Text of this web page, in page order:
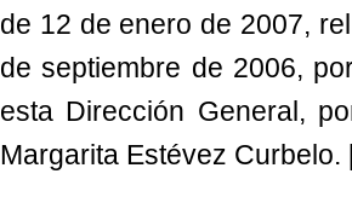
de 12 de enero de 2007,
de septiembre de 2006,
esta Dirección General,
Margarita Estévez Curbelo.